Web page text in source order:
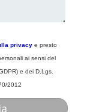
privacye presto
ai sensi del
e dei D.Lgs.
2012